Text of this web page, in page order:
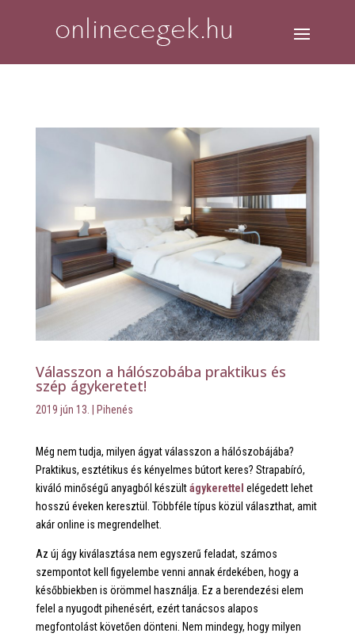
Válasszon a hálószobába praktikus és
szép ágykeretet!
2019 jún 13. Pihenés
Még nem tudja, milyen ágyat válasszon a hálószobájába?
Praktikus, esztétikus és kényelmes bútort keres? Strapabíró,
kiváló minőségű anyagból készültágykerettel elégedett lehet
hosszú éveken keresztül. Többféle típus közül választhat, amit
akár online is megrendelhet.
Az új ágy kiválasztása nem egyszerű feladat, számos
szempontot kell figyelembe venni annak érdekében, hogy a
későbbiekben is örömmel használja. Ez a berendezési elem
felel a nyugodt pihenésért, ezért tanácsos alapos
megfontolást követően dönteni. Nem mindegy, hogy milyen